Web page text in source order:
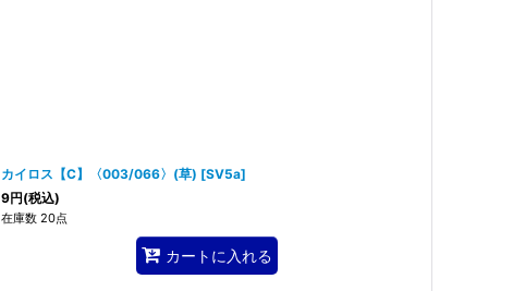
カイロス【C】〈003/066〉(草) [SV5a]
9円(税込)
在庫数 20点
カートに入れる